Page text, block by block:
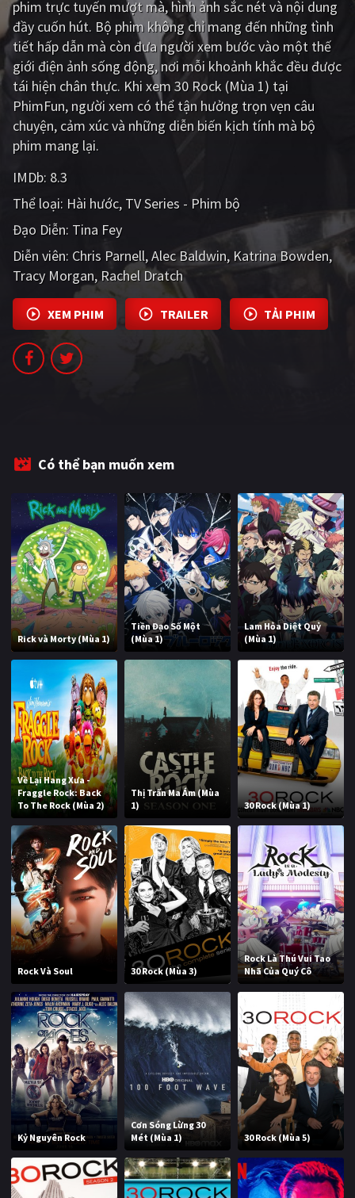
Giật gân Gia đình
Bí ẩn Lịch sử
Viễn Tây Tiểu sử
GameShow DramaTV
Âu - Mỹ Trung Quốc - Hồng Kông
Hàn Quốc Nhật Bản
Ấn Độ Việt Nam
CẬP NHẬT
PHIM MỚI
PHIM CHIẾU RẠP
TUYỂN TẬP PHIM
BLOG
phim trực tuyến mượt mà, hình ảnh sắc nét và nội dung
đầy cuốn hút. Bộ phim không chỉ mang đến những tình
tiết hấp dẫn mà còn đưa người xem bước vào một thế
giới điện ảnh sống động, nơi mỗi khoảnh khắc đều được
tái hiện chân thực. Khi xem 30 Rock (Mùa 1) tại
PhimFun, người xem có thể tận hưởng trọn vẹn câu
chuyện, cảm xúc và những diễn biến kịch tính mà bộ
phim mang lại.
IMDb: 8.3
Thể loại: Hài hước TV Series - Phim bộ
Đạo Diễn: Tina Fey
Diễn viên: Chris Parnell Alec Baldwin Katrina Bowden
Tracy Morgan Rachel Dratch
XEM PHIM TRAILER TẢI PHIM
Có thể bạn muốn xem
Rick và Morty (Mùa 1)
Tiền Đạo Số Một
(Mùa 1)
Lam Hỏa Diệt Quỷ
(Mùa 1)
Về Lại Hang Xưa -
Fraggle Rock: Back
To The Rock (Mùa 2)
Thị Trấn Ma Ám (Mùa
1)
30 Rock (Mùa 1)
Rock Và Soul 30 Rock (Mùa 3)
Rock Là Thú Vui Tao
Nhã Của Quý Cô
Kỷ Nguyên Rock
Cơn Sóng Lừng 30
Mét (Mùa 1)
30 Rock (Mùa 5)